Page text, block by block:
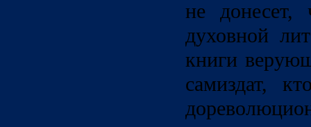
не донесет,
духовной
книги
самиздат,